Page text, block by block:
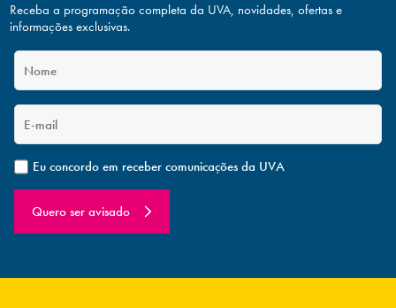
Receba a programação completa da UVA, novidades, ofertas e
informações exclusivas.
Eu concordo em receber comunicações da UVA
Quero ser avisado